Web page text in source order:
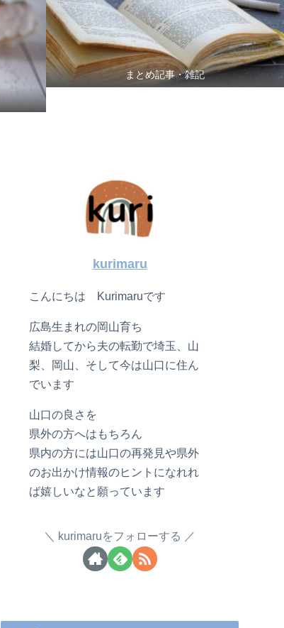
まとめ記事・雑記
kurimaru
こんにちは Kurimaruです
広島生まれの岡山育ち
結婚してから夫の転勤で埼玉、山
梨、岡山、そして今は山口に住ん
でいます
山口の良さを
県外の方へはもちろん
県内の方には山口の再発見や県外
のお出かけ情報のヒントになれれ
ば嬉しいなと願っています
kurimaruをフォローする